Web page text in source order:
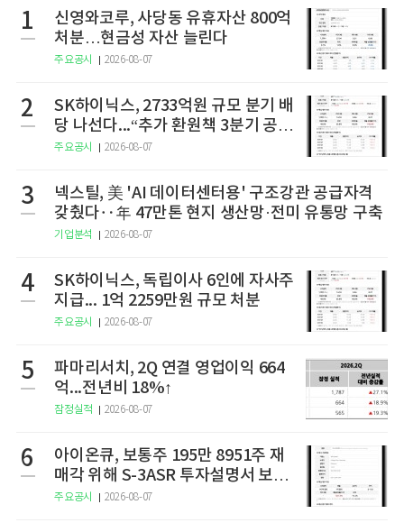
1
신영와코루, 사당동 유휴자산 800억
처분…현금성 자산 늘린다
주요공시 2026-08-07
2
SK하이닉스, 2733억원 규모 분기 배
당 나선다...“추가 환원책 3분기 공
개”
주요공시 2026-08-07
3
넥스틸, 美 'AI 데이터센터용' 구조강관 공급자격
갖췄다‥年 47만톤 현지 생산망·전미 유통망 구축
기업분석 2026-08-07
4
SK하이닉스, 독립이사 6인에 자사주
지급... 1억 2259만원 규모 처분
주요공시 2026-08-07
5
파마리서치, 2Q 연결 영업이익 664
억...전년비 18%↑
잠정실적 2026-08-07
6
아이온큐, 보통주 195만 8951주 재
매각 위해 S-3ASR 투자설명서 보충
서 제출
주요공시 2026-08-07